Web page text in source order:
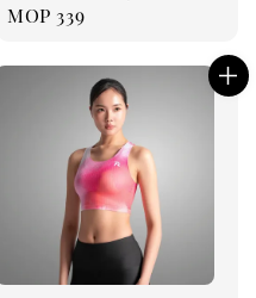
Regular
MOP 339